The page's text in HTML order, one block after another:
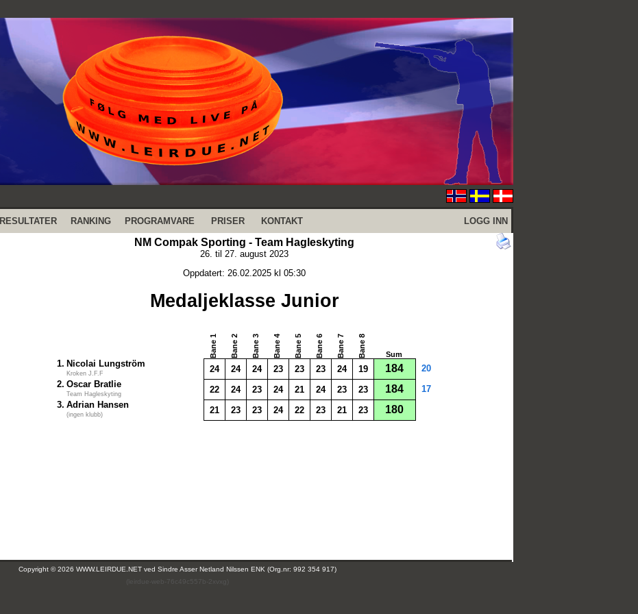
RESULTATER RANKING PROGRAMVARE PRISER KONTAKT LOGG INN
NM Compak Sporting - Team Hagleskyting
26. til 27. august 2023
Oppdatert: 26.02.2025 kl 05:30
Medaljeklasse Junior
Bane 1 Bane 2 Bane 3 Bane 4 Bane 5 Bane 6 Bane 7 Bane 8 Sum
1. Nicolai Lungström
Kroken J.F.F 24 24 24 23 23 23 24 19 184
20
2. Oscar Bratlie
Team Hagleskyting 22 24 23 24 21 24 23 23 184
17
3. Adrian Hansen
(ingen klubb) 21 23 23 24 22 23 21 23 180
Copyright © 2026 WWW.LEIRDUE.NET ved Sindre Asser Netland Nilssen ENK (Org.nr: 992 354 917)
(leirdue-web-76c49c557b-2xvxg)